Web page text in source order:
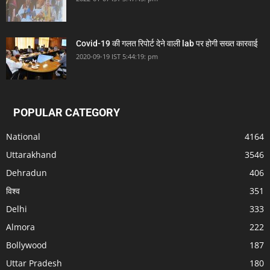
Covid-19 की गलत रिपोर्ट देने वाली lab पर होगी सख्त कारवाई
2020-09-19 IST 5:44:19: pm
POPULAR CATEGORY
National
4164
Uttarakhand
3546
Dehradun
406
विश्व
351
Delhi
333
Almora
222
Bollywood
187
Uttar Pradesh
180